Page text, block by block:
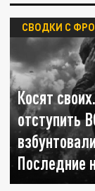
Косят
отступить
Последние
СВОДКИ С